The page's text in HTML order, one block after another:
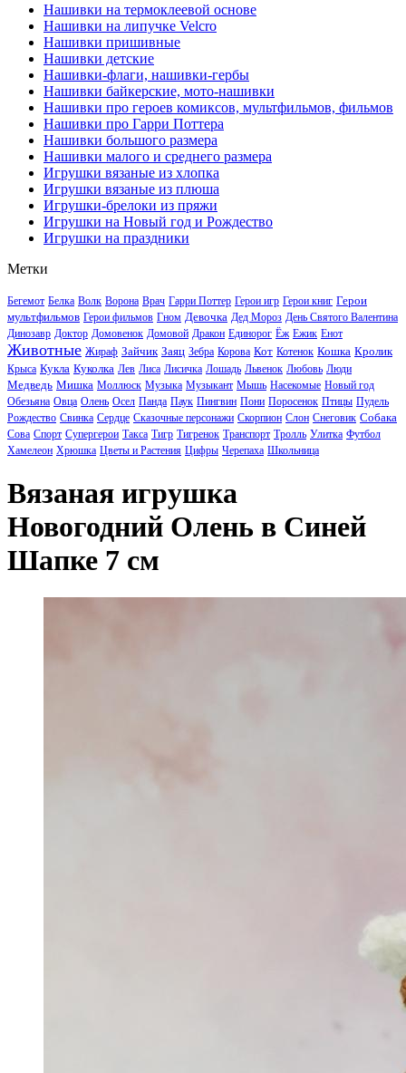
Нашивки на термоклеевой основе
Нашивки на липучке Velcro
Нашивки пришивные
Нашивки детские
Нашивки-флаги, нашивки-гербы
Нашивки байкерские, мото-нашивки
Нашивки про героев комиксов, мультфильмов, фильмов
Нашивки про Гарри Поттера
Нашивки большого размера
Нашивки малого и среднего размера
Игрушки вязаные из хлопка
Игрушки вязаные из плюша
Игрушки-брелоки из пряжи
Игрушки на Новый год и Рождество
Игрушки на праздники
Метки
Бегемот Белка Волк Ворона Врач Гарри Поттер Герои игр Герои книг Герои
мультфильмов Герои фильмов Гном Девочка Дед Мороз День Святого Валентина
Динозавр Доктор Домовенок Домовой Дракон Единорог Ёж Ежик Енот
Животные Жираф Зайчик Заяц Зебра Корова Кот Котенок Кошка Кролик
Крыса Кукла Куколка Лев Лиса Лисичка Лошадь Львенок Любовь Люди
Медведь Мишка Моллюск Музыка Музыкант Мышь Насекомые Новый год
Обезьяна Овца Олень Осел Панда Паук Пингвин Пони Поросенок Птицы Пудель
Рождество Свинка Сердце Сказочные персонажи Скорпион Слон Снеговик Собака
Сова Спорт Супергерои Такса Тигр Тигренок Транспорт Тролль Улитка Футбол
Хамелеон Хрюшка Цветы и Растения Цифры Черепаха Школьница
Вязаная игрушка
Новогодний Олень в Синей
Шапке 7 см